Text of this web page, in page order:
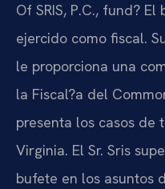
Of SRIS, P.C., fund?
ejercido como fiscal.
le proporciona una
la Fiscal?a del
presenta los casos de
Virginia. El Sr. Sris
bufete en los asuntos